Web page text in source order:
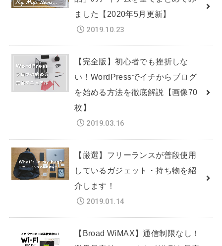
ました【2020年5月更新】
2019.10.23
【完全版】初心者でも挫折しな
い！WordPressでイチからブログ
を始める方法を徹底解説【画像70
枚】
2019.03.16
【厳選】フリーランスが普段使用
しているガジェット・持ち物を紹
介します！
2019.01.14
【Broad WiMAX】通信制限なし！